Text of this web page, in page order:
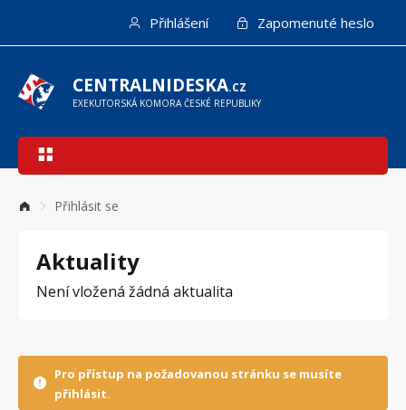
hlavnímu
obsahu
Přihlášení Zapomenuté heslo
CENTRALNIDESKA.CZ
EXEKUTORSKÁ KOMORA ČESKÉ REPUBLIKY
Hlavní
Přihlásit se
Aktuality
Není vložená žádná aktualita
Pro přístup na požadovanou stránku se musíte
přihlásit.